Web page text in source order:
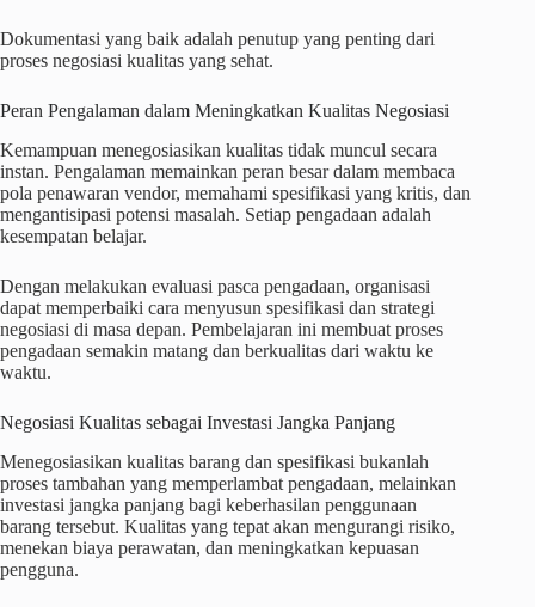
Dokumentasi yang baik adalah penutup yang penting dari
proses negosiasi kualitas yang sehat.
Peran Pengalaman dalam Meningkatkan Kualitas Negosiasi
Kemampuan menegosiasikan kualitas tidak muncul secara
instan. Pengalaman memainkan peran besar dalam membaca
pola penawaran vendor, memahami spesifikasi yang kritis, dan
mengantisipasi potensi masalah. Setiap pengadaan adalah
kesempatan belajar.
Dengan melakukan evaluasi pasca pengadaan, organisasi
dapat memperbaiki cara menyusun spesifikasi dan strategi
negosiasi di masa depan. Pembelajaran ini membuat proses
pengadaan semakin matang dan berkualitas dari waktu ke
waktu.
Negosiasi Kualitas sebagai Investasi Jangka Panjang
Menegosiasikan kualitas barang dan spesifikasi bukanlah
proses tambahan yang memperlambat pengadaan, melainkan
investasi jangka panjang bagi keberhasilan penggunaan
barang tersebut. Kualitas yang tepat akan mengurangi risiko,
menekan biaya perawatan, dan meningkatkan kepuasan
pengguna.